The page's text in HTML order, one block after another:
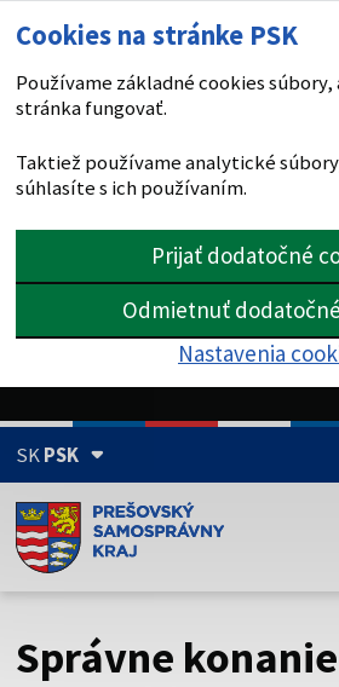
Cookies na stránke PSK
Používame základné cookies
stránka fungovať.
Taktiež používame analytické
súhlasíte s ich používaním.
Prijať dodatočné
Odmietnuť
Nastavenia
SKPSK
Doména psk.sk je oficiálna
Toto je oficiálna webová stránka
Správne konanie